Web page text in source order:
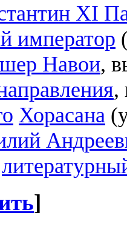
XI
император
Навои,
,
Хорасана
]